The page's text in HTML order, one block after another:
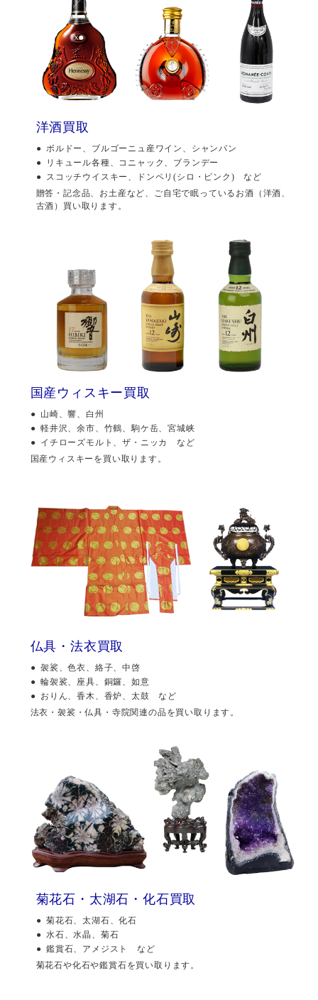
洋酒買取
ボルドー、ブルゴーニュ産ワイン、シャンパン
リキュール各種、コニャック、ブランデー
スコッチウイスキー、ドンペリ(シロ・ピンク) など
贈答・記念品、お土産など、ご自宅で眠っているお酒（洋酒、
古酒）買い取ります。
国産ウィスキー買取
山崎、響、白州
軽井沢、余市、竹鶴、駒ケ岳、宮城峡
イチローズモルト、ザ・ニッカ など
国産ウィスキーを買い取ります。
仏具・法衣買取
袈裟、色衣、絡子、中啓
輪袈裟、座具、銅鑼、如意
おりん、香木、香炉、太鼓 など
法衣・袈裟・仏具・寺院関連の品を買い取ります。
菊花石・太湖石・化石買取
菊花石、太湖石、化石
水石、水晶、菊石
鑑賞石、アメジスト など
菊花石や化石や鑑賞石を買い取ります。